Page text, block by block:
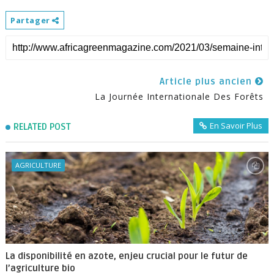
Partager
Article plus ancien
La Journée Internationale Des Forêts
RELATED POST En Savoir Plus
AGRICULTURE
La disponibilité en azote, enjeu crucial pour le futur de
l’agriculture bio